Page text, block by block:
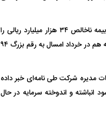
پیش بینی کارشناسان نشان می‌دهد که این شرکت در سه ماهه سوم به خرداد ۱۴۰۳ درآمد بیمه ناخالص ۳۴ هزار میلیارد ریالی را
محقق می‌کند که رشدی حدود سه برابری نسبت به دوره‌های قبل خواهد بود و ذخایر حق بیمه هم در خرداد امسال به رقم بزرگ ۹۴
مدیره شرکت طی نامه‌ای خبر داده
۱۶ هزار میلیارد ریالی از محل سود انباشته و اندوخته سرمایه در حال
در انتظار سه خرید کلیدی
لیگ